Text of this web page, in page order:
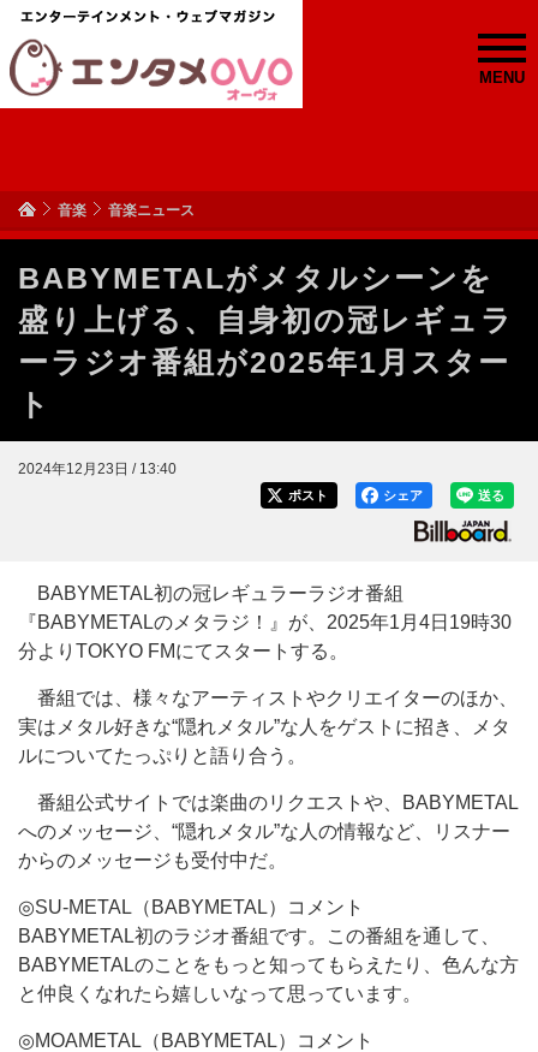
MENU
音楽 音楽ニュース
BABYMETALがメタルシーンを
盛り上げる、自身初の冠レギュラ
ーラジオ番組が2025年1月スター
ト
2024年12月23日 / 13:40
送る
シェア
ポスト
BABYMETAL初の冠レギュラーラジオ番組
『BABYMETALのメタラジ！』が、2025年1月4日19時30
分よりTOKYO FMにてスタートする。
番組では、様々なアーティストやクリエイターのほか、
実はメタル好きな“隠れメタル”な人をゲストに招き、メタ
ルについてたっぷりと語り合う。
番組公式サイトでは楽曲のリクエストや、BABYMETAL
へのメッセージ、“隠れメタル”な人の情報など、リスナー
からのメッセージも受付中だ。
◎SU-METAL（BABYMETAL）コメント
BABYMETAL初のラジオ番組です。この番組を通して、
BABYMETALのことをもっと知ってもらえたり、色んな方
と仲良くなれたら嬉しいなって思っています。
◎MOAMETAL（BABYMETAL）コメント